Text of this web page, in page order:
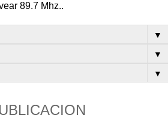
89.7 Mhz..
▼
▼
▼